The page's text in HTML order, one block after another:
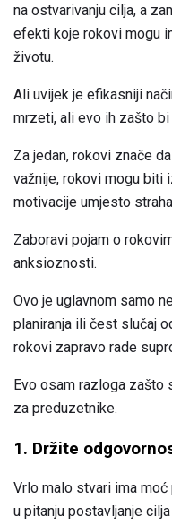
na ostvarivanju cilja, a
efekti koje rokovi mogu
životu.
Ali uvijek je efikasniji
mrzeti, ali evo ih zašto
Za jedan, rokovi znače
važnije, rokovi mogu biti
motivacije umjesto
Zaboravi pojam o
anksioznosti.
Ovo je uglavnom samo
planiranja ili čest slučaj
rokovi zapravo rade
Evo osam razloga zašto
za preduzetnike.
1. Držite
Vrlo malo stvari ima
u pitanju postavljanje